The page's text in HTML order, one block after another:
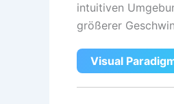
intuitiven
größerer
Visual